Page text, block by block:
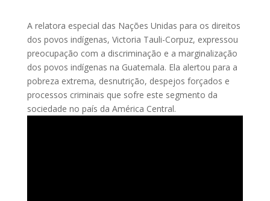
A relatora especial das Nações Unidas para os direitos
dos povos indígenas, Victoria Tauli-Corpuz, expressou
preocupação com a discriminação e a marginalização
dos povos indígenas na Guatemala. Ela alertou para a
pobreza extrema, desnutrição, despejos forçados e
processos criminais que sofre este segmento da
sociedade no país da América Central.